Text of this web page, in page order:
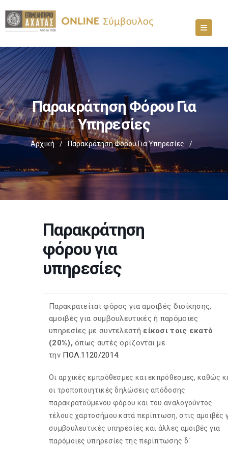
Παρακράτηση Φόρου Για
Υπηρεσίες
Αρχική / Παρακράτηση Φόρου Για Υπηρεσίες /
Παρακράτηση
φόρου για
υπηρεσίες
Παρακρατείται φόρος για αμοιβές διοίκησης,
αμοιβές για συμβουλευτικές ή παρόμοιες
υπηρεσίες με συντελεστή είκοσι τοις εκατό
(20%),όπως αυτές ορίζονται με
την ΠΟΛ.1120/2014.
Οι αρχικές εμπρόθεσμες και εκπρόθεσμες, καθώς
οι τροποποιητικές δηλώσεις απόδοσης
παρακρατούμενου φόρου και του αναλογούντος
τέλους χαρτοσήμου κατά περίπτωση, στις αμοιβές
συμβουλευτικές υπηρεσίες και άλλες αμοιβές για
παρόμοιες υπηρεσίες της περίπτωσης δ΄